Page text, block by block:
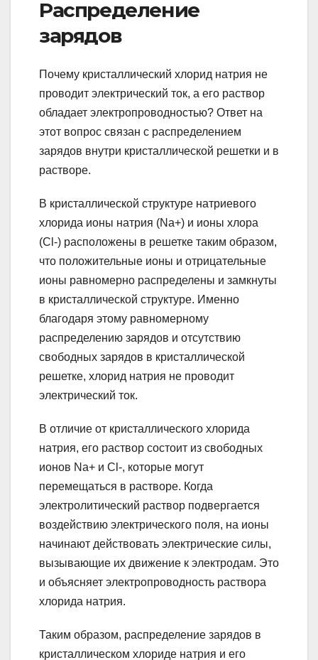
Распределение
зарядов
Почему кристаллический хлорид натрия не
проводит электрический ток, а его раствор
обладает электропроводностью? Ответ на
этот вопрос связан с распределением
зарядов внутри кристаллической решетки и в
растворе.
В кристаллической структуре натриевого
хлорида ионы натрия (Na+) и ионы хлора
(Cl-) расположены в решетке таким образом,
что положительные ионы и отрицательные
ионы равномерно распределены и замкнуты
в кристаллической структуре. Именно
благодаря этому равномерному
распределению зарядов и отсутствию
свободных зарядов в кристаллической
решетке, хлорид натрия не проводит
электрический ток.
В отличие от кристаллического хлорида
натрия, его раствор состоит из свободных
ионов Na+ и Cl-, которые могут
перемещаться в растворе. Когда
электролитический раствор подвергается
воздействию электрического поля, на ионы
начинают действовать электрические силы,
вызывающие их движение к электродам. Это
и объясняет электропроводность раствора
хлорида натрия.
Таким образом, распределение зарядов в
кристаллическом хлориде натрия и его